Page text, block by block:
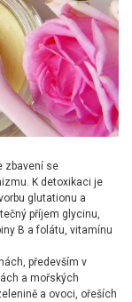
zbavení se
K detoxikaci je
glutationu a
příjem glycinu,
B a folátu, vitamínu
především v
a mořských
a ovoci, ořeších